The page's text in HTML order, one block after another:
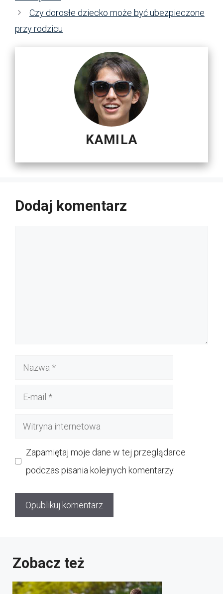
Czy dorosłe dziecko może być ubezpieczone
przy rodzicu
KAMILA
Dodaj komentarz
Nazwa
Witryna
Zapamiętaj moje dane w tej przeglądarce
podczas pisania kolejnych komentarzy.
Zobacz też